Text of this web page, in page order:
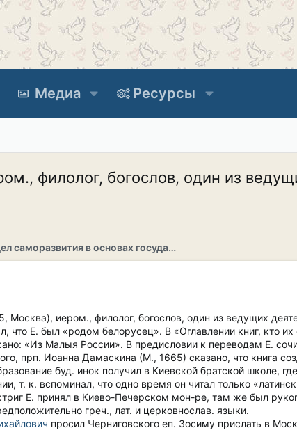
Медиа Ресурсы
филолог, богослов, один из
Раздел саморазвития в основах государственности
Москва), иером., филолог, богослов, один из ведущих
что Е. был «родом белорусец». В «Оглавлении книг, кто
«Из Малыя России». В предисловии к переводам Е.
прп. Иоанна Дамаскина (М., 1665) сказано, что книга
буд. инок получил в Киевской братской школе,
т. к. вспоминал, что одно время он читал только
Е. принял в Киево-Печерском мон-ре, там же был
греч., лат. и церковнослав. языки.
просил Черниговского еп. Зосиму прислать в